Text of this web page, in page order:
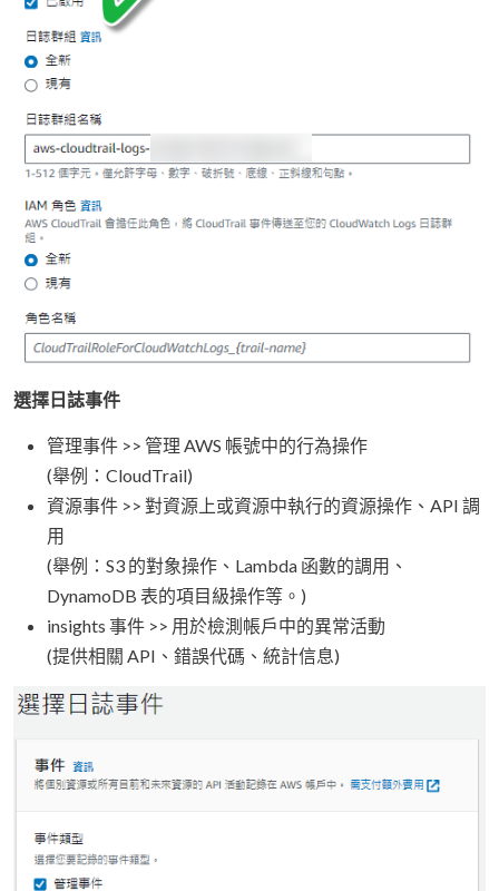
選擇日誌事件
管理事件 >> 管理 AWS 帳號中的行為操作
(舉例：CloudTrail)
資源事件 >> 對資源上或資源中執行的資源操作、API 調
用
(舉例：S3 的對象操作、Lambda 函數的調用、
DynamoDB 表的項目級操作等。)
insights 事件 >> 用於檢測帳戶中的異常活動
(提供相關 API、錯誤代碼、統計信息)